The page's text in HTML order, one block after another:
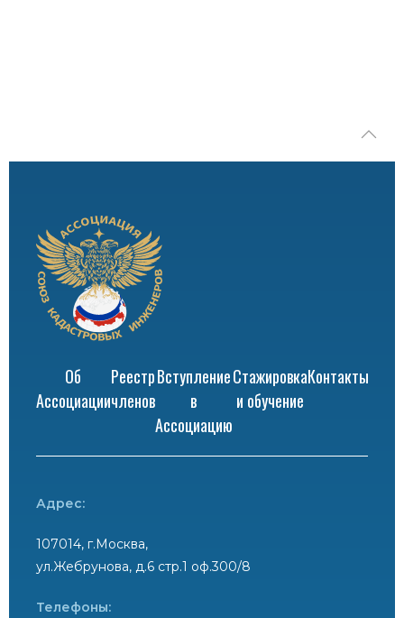
Об
Ассоциации
Реестр
членов
Вступление
в
Ассоциацию
Стажировка
и обучение
Контакты
Адрес:
107014, г.Москва,
ул.Жебрунова, д.6 стр.1 оф.300/8
Телефоны: